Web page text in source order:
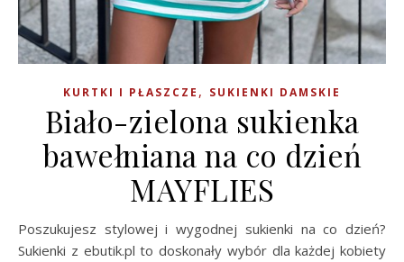
KURTKI I PŁASZCZE , SUKIENKI DAMSKIE
Biało-zielona sukienka
bawełniana na co dzień
MAYFLIES
Poszukujesz stylowej i wygodnej sukienki na co dzień?
Sukienki z ebutik.pl to doskonały wybór dla każdej kobiety